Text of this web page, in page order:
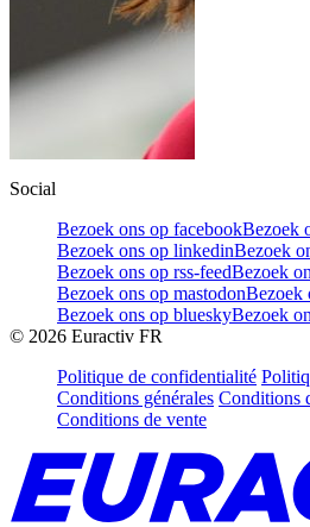
Social
Bezoek ons op facebookBezoek
Bezoek ons op linkedinBezoek
Bezoek ons op rss-feedBezoek
Bezoek ons op mastodonBezoek
Bezoek ons op blueskyBezoek
© 2026 Euractiv FR
Politique de confidentialité
Conditions générales Conditions
Conditions de vente